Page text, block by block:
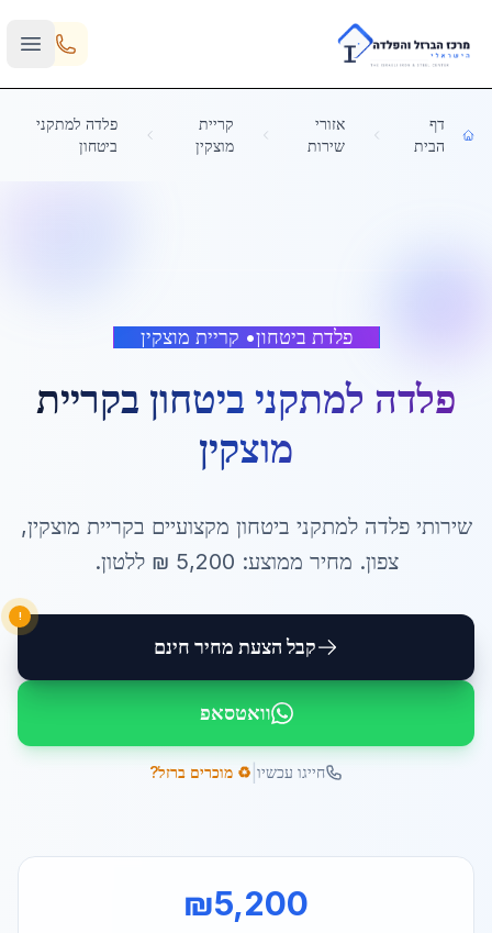
Skip to main content
דף
הבית
אזורי
שירות
קריית
מוצקין
פלדה למתקני
ביטחון
פלדת ביטחון• קריית מוצקין
פלדה למתקני ביטחון בקריית
מוצקין
שירותיפלדה למתקני ביטחון מקצועיים בקריית מוצקין,
צפון. מחיר ממוצע: 5,200 ₪ ללטון.
קבל הצעת מחיר חינם
!
וואטסאפ
חייגו עכשיו ♻️ מוכרים ברזל?
₪5,200